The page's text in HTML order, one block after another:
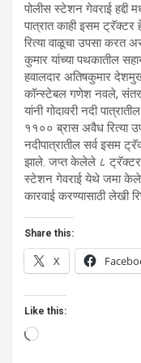
पोलीस स्टेशन गेवराई हद्दी
पात्रात काही इसम ट्रॅक्टर
रित्या वाळूचा उपसा करत
कुमार यांच्या पथकातील
हवालदार अतिषकुमार
कॉन्स्टेबल गणेश नवले,
यांनी गोदावरी नदी
११०० ब्रास अवैध रित्या
नदीपात्रातील सर्व इसम
झाले. जप्त केलेले ८ ट्रॅक्टर
स्टेशन गेवराई येथे जमा केले
कारवाई करण्यासाठी लेखी
Share this:
X
Like this:
Loading…